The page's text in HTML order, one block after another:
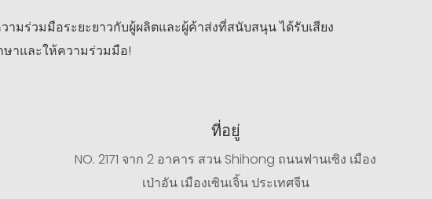
ามร่วมมือระยะยาวกับผู้ผลิตและผู้ค้าส่งที่สนับสนุน ได้รับเสียง
ษาและให้ความร่วมมือ!
ที่อยู่
NO. 2171 จาก 2 อาคาร สวน Shihong ถนนฟานเซิง เมือง
เป่าอัน เมืองเซินเจิ้น ประเทศจีน